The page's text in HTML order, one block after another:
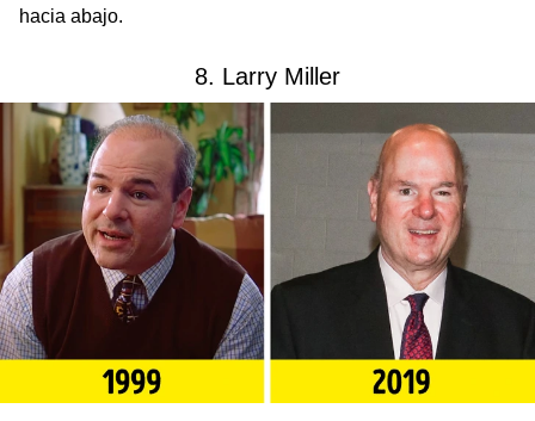
hacia abajo.
8. Larry Miller